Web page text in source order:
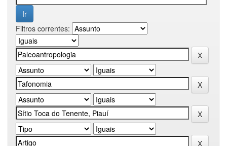
Filtros correntes: